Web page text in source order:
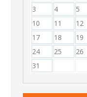
3
4 5
10
11 12
17
18 19
24
25 26
31